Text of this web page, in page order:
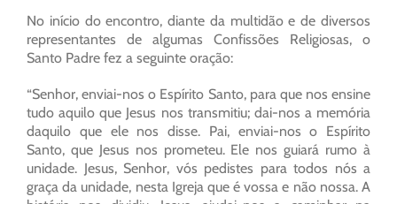
No início do encontro, diante da multidão e de diversos
representantes de algumas Confissões Religiosas, o
Santo Padre fez a seguinte oração:
“Senhor, enviai-nos o Espírito Santo, para que nos ensine
tudo aquilo que Jesus nos transmitiu; dai-nos a memória
daquilo que ele nos disse. Pai, enviai-nos o Espírito
Santo, que Jesus nos prometeu. Ele nos guiará rumo à
unidade. Jesus, Senhor, vós pedistes para todos nós a
graça da unidade, nesta Igreja que é vossa e não nossa. A